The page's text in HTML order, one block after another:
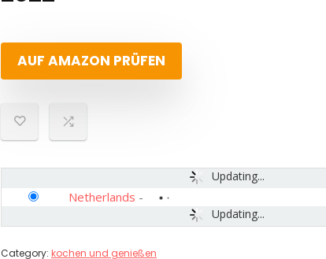
AUF AMAZON PRÜFEN
Updating...
Updating...
Netherlands -
Category: kochen und genießen